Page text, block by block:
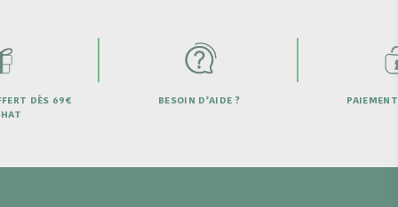
BESOIN D’AIDE ? PAIEMENT SECURISÉ